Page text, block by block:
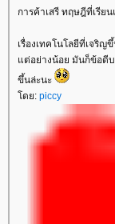
การค้าเสรี ทฤษฎีที่เรีย
เรื่องเทคโนโลยีที่เจริ
ต่อย่างน้อย มันก็ข้อดีบ
ขึ้นล่ะนะ
ดย: piccy